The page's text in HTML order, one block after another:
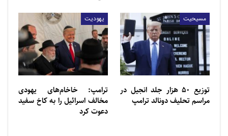
مسیحیت
توزیع ۵۰ هزار جلد انجیل در
مراسم تحلیف دونالد ترامپ
یهودیت
ترامپ: خاخام‌های یهودی
مخالف اسرائیل را به کاخ سفید
دعوت کرد